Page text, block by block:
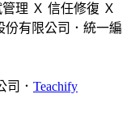
理 Ｘ 信任修復 Ｘ
份有限公司 ． 統一編
司． Teachify